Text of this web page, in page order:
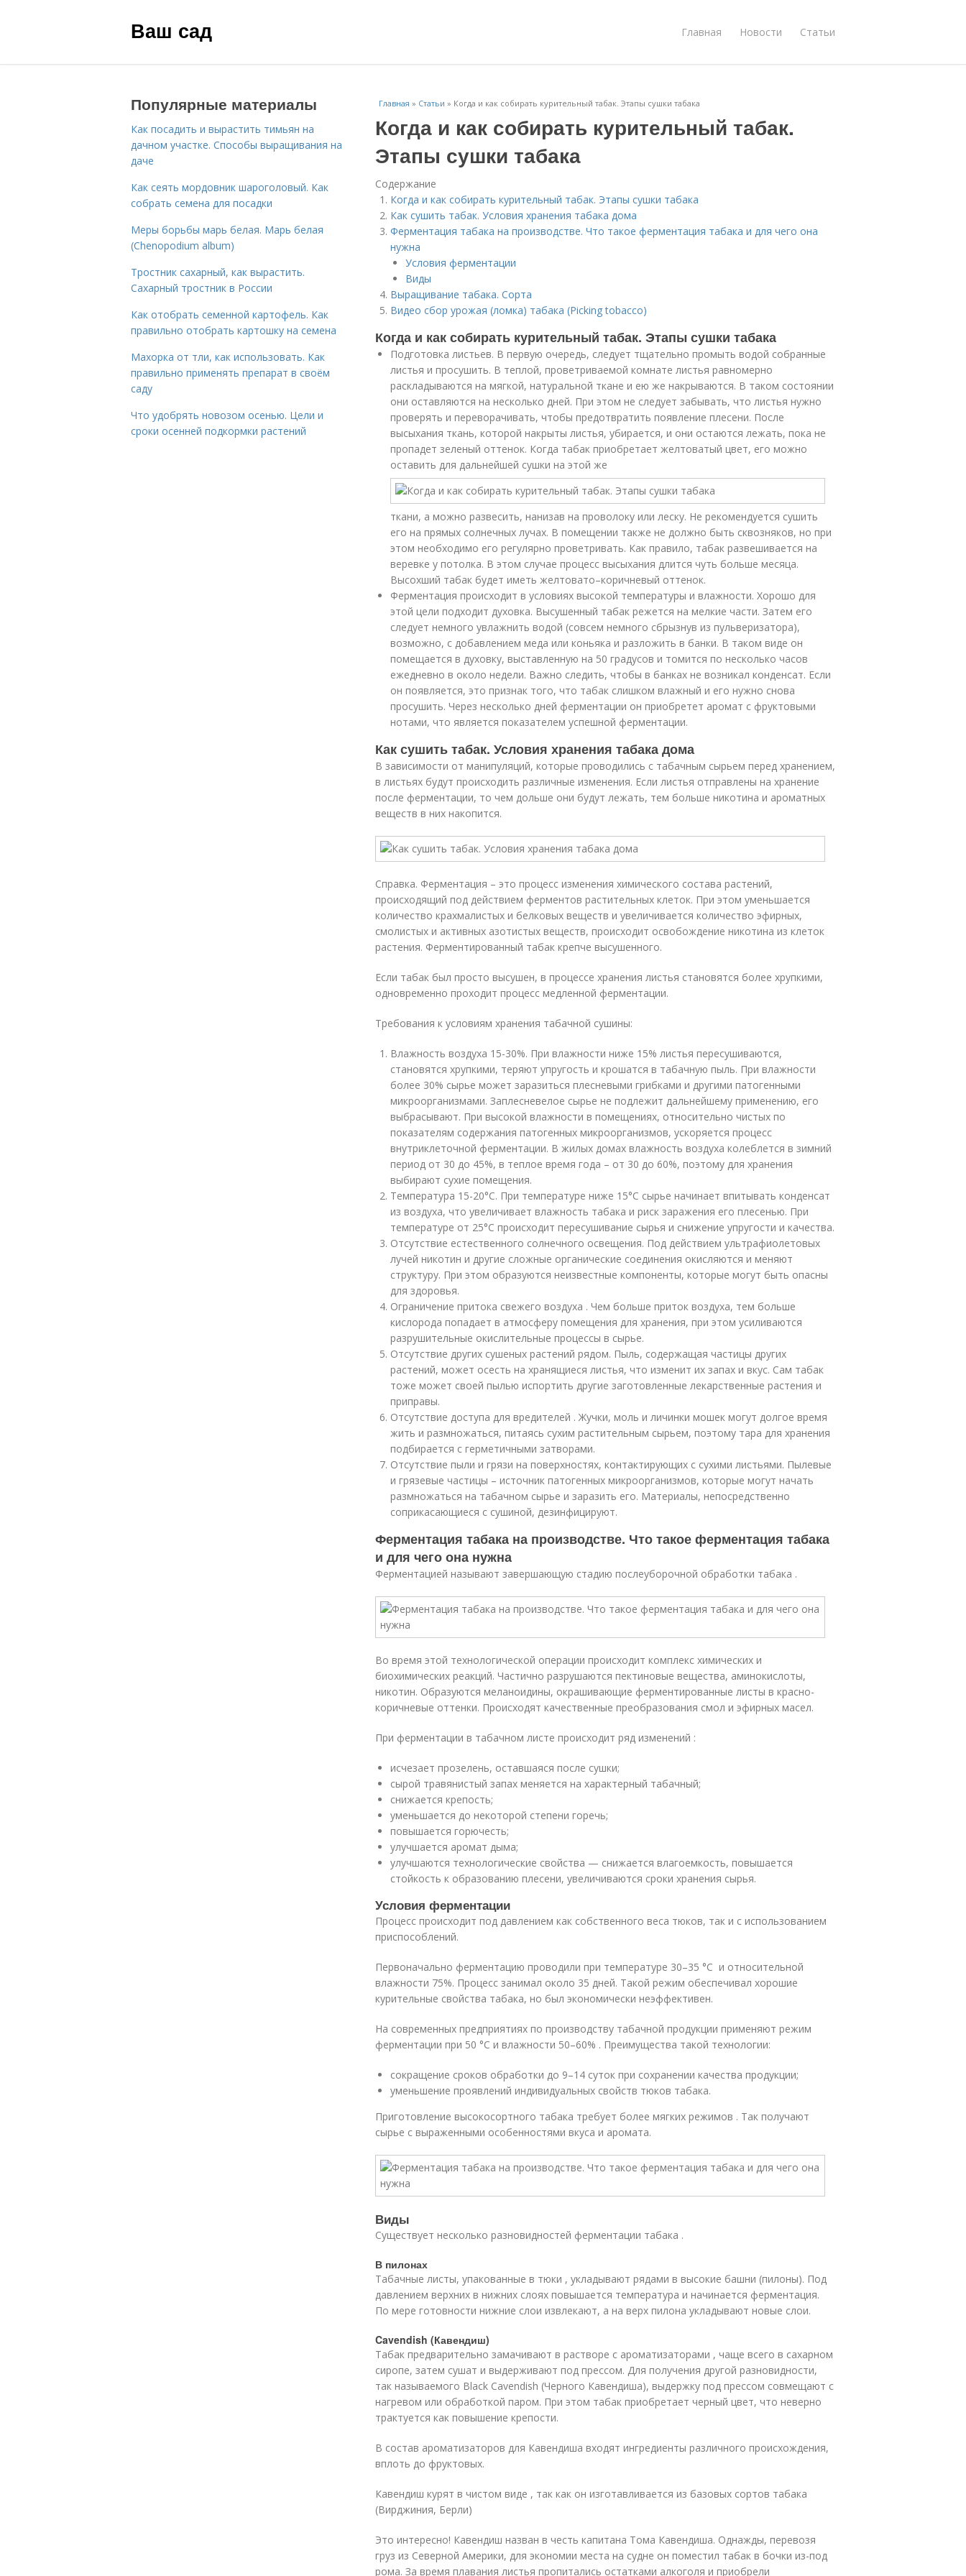
Ваш сад Главная Новости Статьи
Главная » Статьи » Когда и как собирать курительный табак. Этапы сушки табака
Когда и как собирать курительный табак.
Этапы сушки табака
Содержание
Когда и как собирать курительный табак. Этапы сушки табака
Как сушить табак. Условия хранения табака дома
Ферментация табака на производстве. Что такое ферментация табака и для чего она
нужна
Условия ферментации
Виды
Выращивание табака. Сорта
Видео сбор урожая (ломка) табака (Picking tobacco)
Когда и как собирать курительный табак. Этапы сушки табака
Подготовка листьев. В первую очередь, следует тщательно промыть водой собранные
листья и просушить. В теплой, проветриваемой комнате листья равномерно
раскладываются на мягкой, натуральной ткане и ею же накрываются. В таком состоянии
они оставляются на несколько дней. При этом не следует забывать, что листья нужно
проверять и переворачивать, чтобы предотвратить появление плесени. После
высыхания ткань, которой накрыты листья, убирается, и они остаются лежать, пока не
пропадет зеленый оттенок. Когда табак приобретает желтоватый цвет, его можно
оставить для дальнейшей сушки на этой же
ткани, а можно развесить, нанизав на проволоку или леску. Не рекомендуется сушить
его на прямых солнечных лучах. В помещении также не должно быть сквозняков, но при
этом необходимо его регулярно проветривать. Как правило, табак развешивается на
веревке у потолка. В этом случае процесс высыхания длится чуть больше месяца.
Высохший табак будет иметь желтовато–коричневый оттенок.
Ферментация происходит в условиях высокой температуры и влажности. Хорошо для
этой цели подходит духовка. Высушенный табак режется на мелкие части. Затем его
следует немного увлажнить водой (совсем немного сбрызнув из пульверизатора),
возможно, с добавлением меда или коньяка и разложить в банки. В таком виде он
помещается в духовку, выставленную на 50 градусов и томится по несколько часов
ежедневно в около недели. Важно следить, чтобы в банках не возникал конденсат. Если
он появляется, это признак того, что табак слишком влажный и его нужно снова
просушить. Через несколько дней ферментации он приобретет аромат с фруктовыми
нотами, что является показателем успешной ферментации.
Как сушить табак. Условия хранения табака дома
В зависимости от манипуляций, которые проводились с табачным сырьем перед хранением,
в листьях будут происходить различные изменения. Если листья отправлены на хранение
после ферментации, то чем дольше они будут лежать, тем больше никотина и ароматных
веществ в них накопится.
Справка. Ферментация – это процесс изменения химического состава растений,
происходящий под действием ферментов растительных клеток. При этом уменьшается
количество крахмалистых и белковых веществ и увеличивается количество эфирных,
смолистых и активных азотистых веществ, происходит освобождение никотина из клеток
растения. Ферментированный табак крепче высушенного.
Если табак был просто высушен, в процессе хранения листья становятся более хрупкими,
одновременно проходит процесс медленной ферментации.
Требования к условиям хранения табачной сушины:
Влажность воздуха 15-30%. При влажности ниже 15% листья пересушиваются,
становятся хрупкими, теряют упругость и крошатся в табачную пыль. При влажности
более 30% сырье может заразиться плесневыми грибками и другими патогенными
микроорганизмами. Заплесневелое сырье не подлежит дальнейшему применению, его
выбрасывают. При высокой влажности в помещениях, относительно чистых по
показателям содержания патогенных микроорганизмов, ускоряется процесс
внутриклеточной ферментации. В жилых домах влажность воздуха колеблется в зимний
период от 30 до 45%, в теплое время года – от 30 до 60%, поэтому для хранения
выбирают сухие помещения.
Температура 15-20°С. При температуре ниже 15°С сырье начинает впитывать конденсат
из воздуха, что увеличивает влажность табака и риск заражения его плесенью. При
температуре от 25°С происходит пересушивание сырья и снижение упругости и качества.
Отсутствие естественного солнечного освещения. Под действием ультрафиолетовых
лучей никотин и другие сложные органические соединения окисляются и меняют
структуру. При этом образуются неизвестные компоненты, которые могут быть опасны
для здоровья.
Ограничение притока свежего воздуха . Чем больше приток воздуха, тем больше
кислорода попадает в атмосферу помещения для хранения, при этом усиливаются
разрушительные окислительные процессы в сырье.
Отсутствие других сушеных растений рядом. Пыль, содержащая частицы других
растений, может осесть на хранящиеся листья, что изменит их запах и вкус. Сам табак
тоже может своей пылью испортить другие заготовленные лекарственные растения и
приправы.
Отсутствие доступа для вредителей . Жучки, моль и личинки мошек могут долгое время
жить и размножаться, питаясь сухим растительным сырьем, поэтому тара для хранения
подбирается с герметичными затворами.
Отсутствие пыли и грязи на поверхностях, контактирующих с сухими листьями. Пылевые
и грязевые частицы – источник патогенных микроорганизмов, которые могут начать
размножаться на табачном сырье и заразить его. Материалы, непосредственно
соприкасающиеся с сушиной, дезинфицируют.
Ферментация табака на производстве. Что такое ферментация табака
и для чего она нужна
Ферментацией называют завершающую стадию послеуборочной обработки табака .
Во время этой технологической операции происходит комплекс химических и
биохимических реакций. Частично разрушаются пектиновые вещества, аминокислоты,
никотин. Образуются меланоидины, окрашивающие ферментированные листы в красно-
коричневые оттенки. Происходят качественные преобразования смол и эфирных масел.
При ферментации в табачном листе происходит ряд изменений :
исчезает прозелень, оставшаяся после сушки;
сырой травянистый запах меняется на характерный табачный;
снижается крепость;
уменьшается до некоторой степени горечь;
повышается горючесть;
улучшается аромат дыма;
улучшаются технологические свойства — снижается влагоемкость, повышается
стойкость к образованию плесени, увеличиваются сроки хранения сырья.
Условия ферментации
Процесс происходит под давлением как собственного веса тюков, так и с использованием
приспособлений.
Первоначально ферментацию проводили при температуре 30–35 °С и относительной
влажности 75%. Процесс занимал около 35 дней. Такой режим обеспечивал хорошие
курительные свойства табака, но был экономически неэффективен.
На современных предприятиях по производству табачной продукции применяют режим
ферментации при 50 °С и влажности 50–60% . Преимущества такой технологии:
сокращение сроков обработки до 9–14 суток при сохранении качества продукции;
уменьшение проявлений индивидуальных свойств тюков табака.
Приготовление высокосортного табака требует более мягких режимов . Так получают
сырье с выраженными особенностями вкуса и аромата.
Виды
Существует несколько разновидностей ферментации табака .
В пилонах
Табачные листы, упакованные в тюки , укладывают рядами в высокие башни (пилоны). Под
давлением верхних в нижних слоях повышается температура и начинается ферментация.
По мере готовности нижние слои извлекают, а на верх пилона укладывают новые слои.
Cavendish (Кавендиш)
Табак предварительно замачивают в растворе с ароматизаторами , чаще всего в сахарном
сиропе, затем сушат и выдерживают под прессом. Для получения другой разновидности,
так называемого Black Cavendish (Черного Кавендиша), выдержку под прессом совмещают с
нагревом или обработкой паром. При этом табак приобретает черный цвет, что неверно
трактуется как повышение крепости.
В состав ароматизаторов для Кавендиша входят ингредиенты различного происхождения,
вплоть до фруктовых.
Кавендиш курят в чистом виде , так как он изготавливается из базовых сортов табака
(Вирджиния, Берли)
Это интересно! Кавендиш назван в честь капитана Тома Кавендиша. Однажды, перевозя
груз из Северной Америки, для экономии места на судне он поместил табак в бочки из-под
рома. За время плавания листья пропитались остатками алкоголя и приобрели
Популярные материалы
Как посадить и вырастить тимьян на
дачном участке. Способы выращивания на
даче
Как сеять мордовник шароголовый. Как
собрать семена для посадки
Меры борьбы марь белая. Марь белая
(Chenopodium album)
Тростник сахарный, как вырастить.
Сахарный тростник в России
Как отобрать семенной картофель. Как
правильно отобрать картошку на семена
Махорка от тли, как использовать. Как
правильно применять препарат в своём
саду
Что удобрять новозом осенью. Цели и
сроки осенней подкормки растений